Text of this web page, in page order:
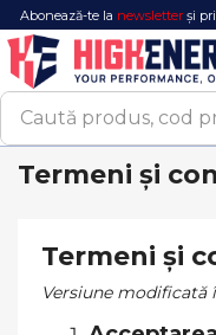
Abonează-te la newsletter și
Termeni și
Termeni și
Versiune modificată